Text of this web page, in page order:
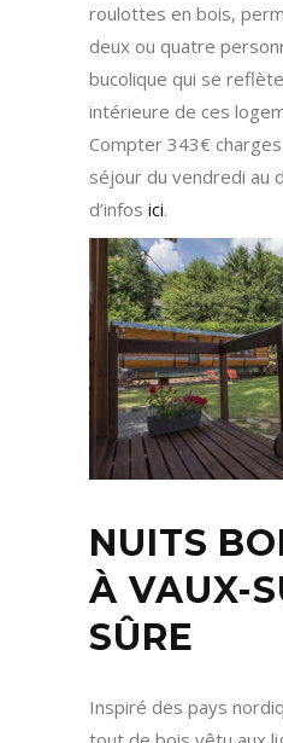
roulottes en bois,
deux ou quatre
bucolique qui se
intérieure de ces
Compter 343€
séjour du vendredi au
d’infos ici.
NUITS
À VAUX-
SÛRE
Inspiré des pays